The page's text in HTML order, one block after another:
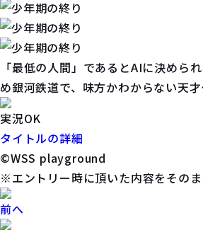
「最低の人間」であるとAIに決めら
め銀河鉄道で、味方かわからない天才
実況OK
タイトルの詳細
©WSS playground
※エントリー時に頂いた内容をその
前へ